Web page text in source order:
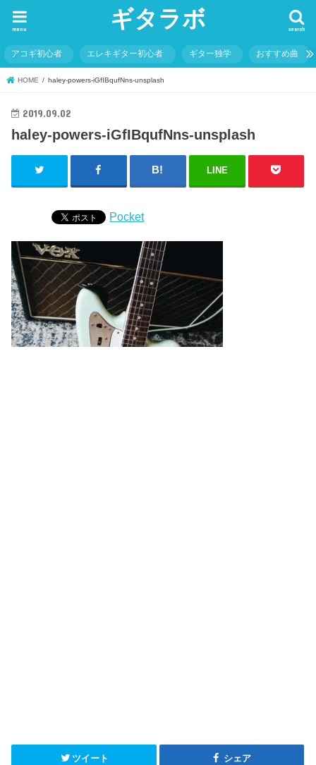
ギタラボ search
menu
アコギ初心者 エレキギター初心者 ギター独学 おすすめ曲
HOME haley-powers-iGfIBqufNns-unsplash
2019.09.02
haley-powers-iGfIBqufNns-unsplash
LINE
Pocket
ツイート シェア